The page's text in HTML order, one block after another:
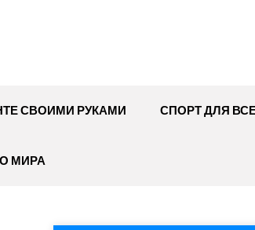
СВОИМИ РУКАМИ СПОРТ ДЛЯ
МИРА